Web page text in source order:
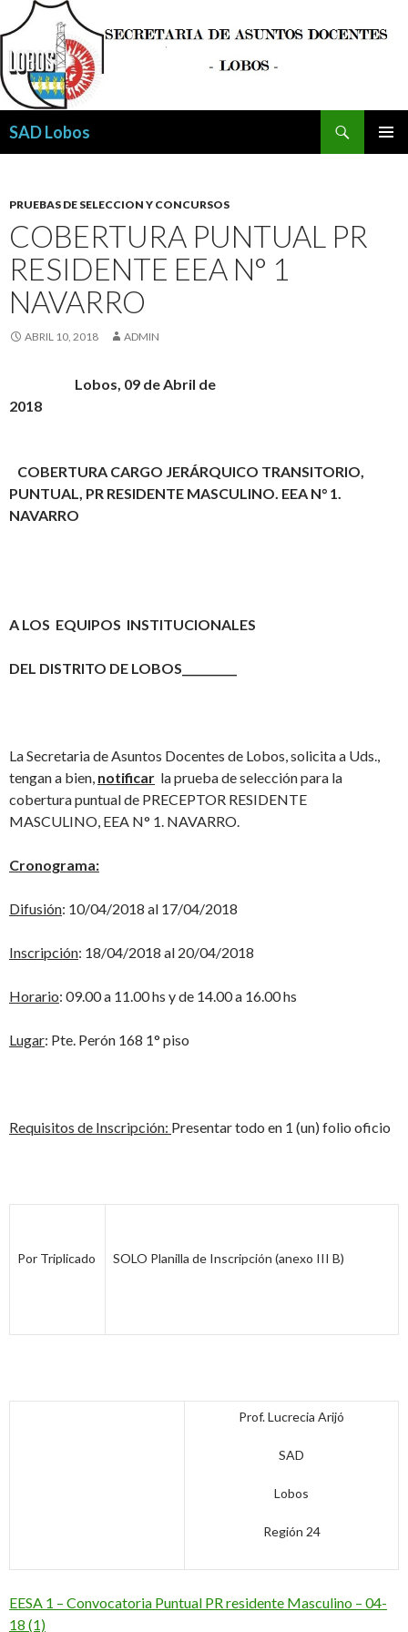
SAD Lobos
PRUEBAS DE SELECCION Y CONCURSOS
COBERTURA PUNTUAL PR
RESIDENTE EEA N° 1
NAVARRO
ABRIL 10, 2018 ADMIN
Lobos, 09 de Abril de
2018
COBERTURA CARGO JERÁRQUICO TRANSITORIO,
PUNTUAL, PR RESIDENTE MASCULINO. EEA N° 1.
NAVARRO
A LOS EQUIPOS INSTITUCIONALES
DEL DISTRITO DE LOBOS__________
La Secretaria de Asuntos Docentes de Lobos, solicita a Uds.,
tengan a bien, notificar la prueba de selección para la
cobertura puntual de PRECEPTOR RESIDENTE
MASCULINO, EEA N° 1. NAVARRO.
Cronograma:
Difusión: 10/04/2018 al 17/04/2018
Inscripción: 18/04/2018 al 20/04/2018
Horario: 09.00 a 11.00 hs y de 14.00 a 16.00 hs
Lugar: Pte. Perón 168 1° piso
Requisitos de Inscripción: Presentar todo en 1 (un) folio oficio
Por Triplicado SOLO Planilla de Inscripción (anexo III B)
Prof. Lucrecia Arijó
SAD
Lobos
Región 24
EESA 1 – Convocatoria Puntual PR residente Masculino – 04-
18 (1)